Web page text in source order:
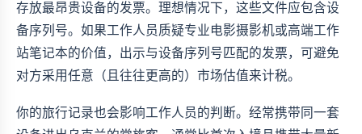
存放最昂贵设备的发票。理想情况下，这些文件应包含设
备序列号。如果工作人员质疑专业电影摄影机或高端工作
站笔记本的价值，出示与设备序列号匹配的发票，可避免
对方采用任意（且往往更高的）市场估值来计税。
你的旅行记录也会影响工作人员的判断。经常携带同一套